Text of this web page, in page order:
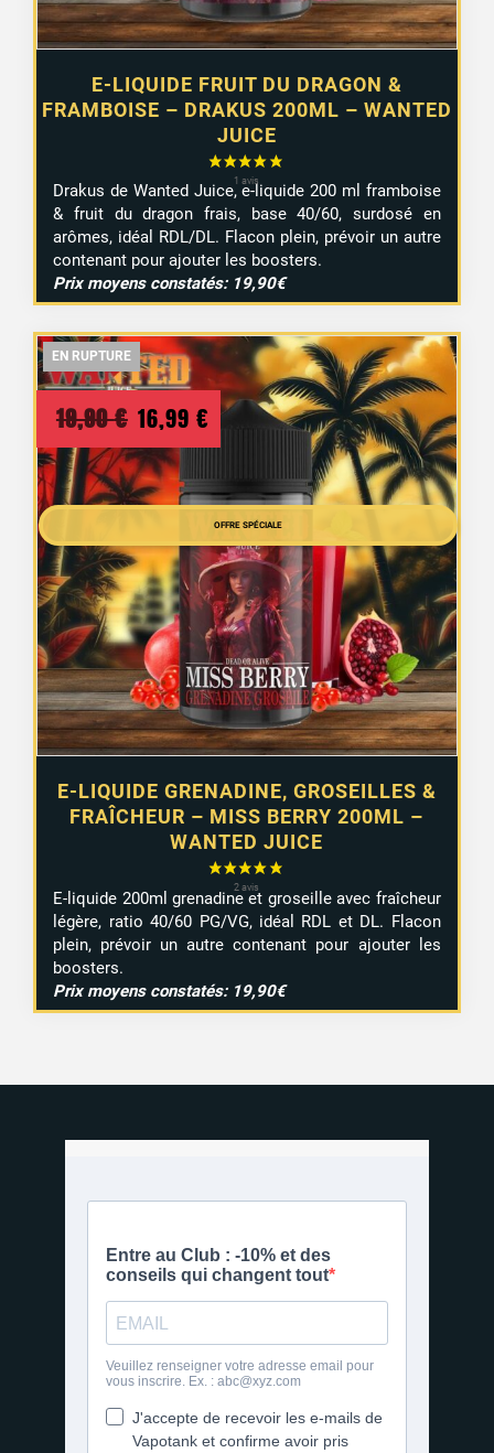
E-LIQUIDE FRUIT DU DRAGON &
FRAMBOISE – DRAKUS 200ML – WANTED
JUICE
Drakus de Wanted Juice, e-liquide 200 ml framboise
& fruit du dragon frais, base 40/60, surdosé en
arômes, idéal RDL/DL. Flacon plein, prévoir un autre
contenant pour ajouter les boosters.
Prix moyens constatés: 19,90€
EN RUPTURE
OFFRE SPÉCIALE
EN RUPTURE
E-LIQUIDE GRENADINE, GROSEILLES &
FRAÎCHEUR – MISS BERRY 200ML –
WANTED JUICE
19,90€ Le
prix
initial
était :
19,90 €.
16,99 € Le
prix
actuel
est :
16,99 €.
E-liquide 200ml grenadine et groseille avec fraîcheur
légère, ratio 40/60 PG/VG, idéal RDL et DL. Flacon
plein, prévoir un autre contenant pour ajouter les
boosters.
Prix moyens constatés: 19,90€
EN RUPTURE